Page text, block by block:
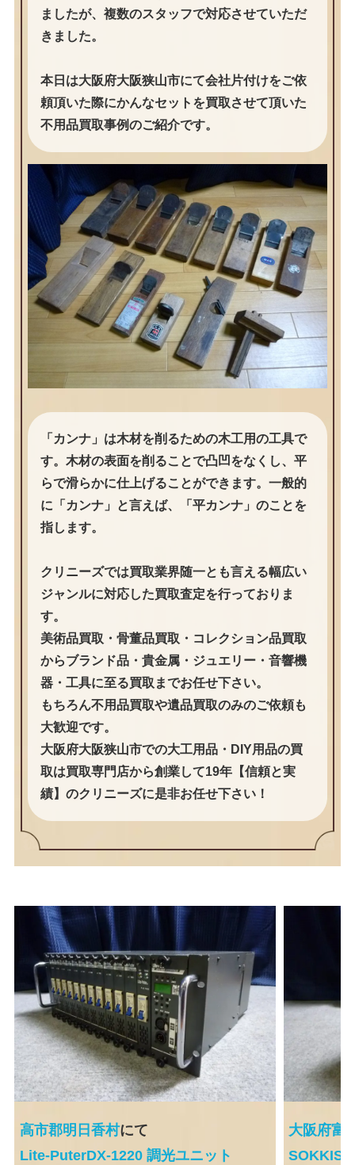
ましたが、複数のスタッフで対応させていただ
きました。
本日は大阪府大阪狭山市にて会社片付けをご依
頼頂いた際にかんなセットを買取させて頂いた
不用品買取事例のご紹介です。
「カンナ」は木材を削るための木工用の工具で
す。木材の表面を削ることで凸凹をなくし、平
らで滑らかに仕上げることができます。一般的
に「カンナ」と言えば、「平カンナ」のことを
指します。
クリニーズでは買取業界随一とも言える幅広い
ジャンルに対応した買取査定を行っておりま
す。
美術品買取・骨董品買取・コレクション品買取
からブランド品・貴金属・ジュエリー・音響機
器・工具に至る買取までお任せ下さい。
もちろん不用品買取や遺品買取のみのご依頼も
大歓迎です。
大阪府大阪狭山市での大工用品・DIY用品の買
取は買取専門店から創業して19年【信頼と実
績】のクリニーズに是非お任せ下さい！
高市郡明日香村にて
Lite-PuterDX-1220 調光ユニット
大阪府富